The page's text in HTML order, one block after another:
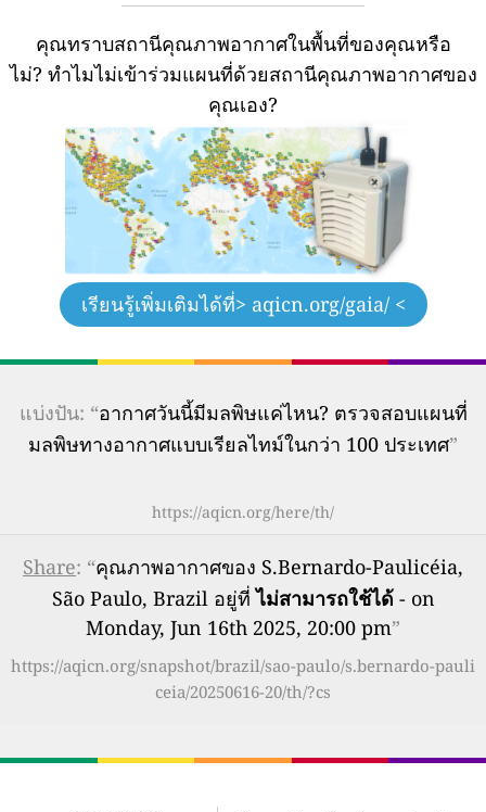
คุณทราบสถานีคุณภาพอากาศในพื้นที่ของคุณหรือ
ไม่? ทำไมไม่เข้าร่วมแผนที่ด้วยสถานีคุณภาพอากาศของ
คุณเอง?
เรียนรู้เพิ่มเติมได้ที่> aqicn.org/gaia/ <
แบ่งปัน: “อากาศวันนี้มีมลพิษแค่ไหน? ตรวจสอบแผนที่
มลพิษทางอากาศแบบเรียลไทม์ในกว่า 100 ประเทศ”
https://aqicn.org/here/th/
Share: “คุณภาพอากาศของ S.Bernardo-Paulicéia,
São Paulo, Brazil อยู่ที่ไม่สามารถใช้ได้- on
Monday, Jun 16th 2025, 20:00 pm”
https://aqicn.org/snapshot/brazil/sao-paulo/s.bernardo-pauli
ceia/20250616-20/th/?cs